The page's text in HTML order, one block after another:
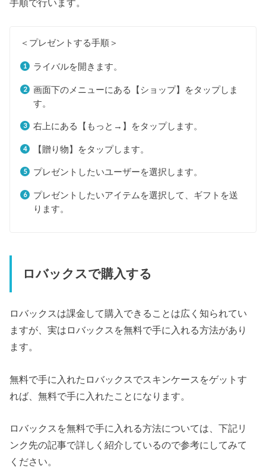
手順で行います。
＜プレゼントする手順＞
ライバルを開きます。
画面下のメニューにある【ショップ】をタップしま
す。
右上にある【もっと→】をタップします。
【贈り物】をタップします。
プレゼントしたいユーザーを選択します。
プレゼントしたいアイテムを選択して、ギフトを送
ります。
ロバックスで購入する
ロバックスは課金して購入できることは広く知られてい
ますが、実はロバックスを無料で手に入れる方法があり
ます。
無料で手に入れたロバックスでスキンケースをゲットす
れば、無料で手に入れたことになります。
ロバックスを無料で手に入れる方法については、下記リ
ンク先の記事で詳しく紹介しているので参考にしてみて
ください。